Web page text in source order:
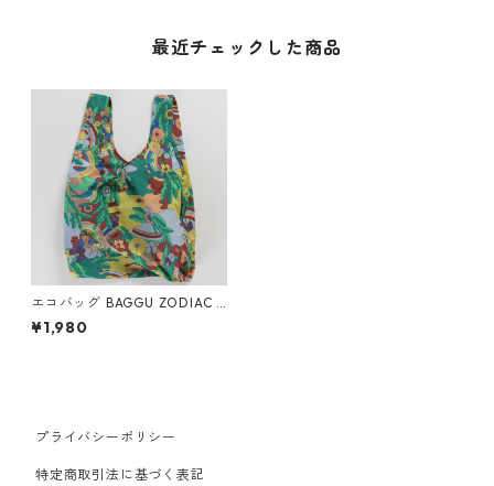
最近チェックした商品
エコバッグ BAGGU ZODIAC S
TANDARD スタンダードバグ
ゥ バグー 星座 天秤座 てんび
¥1,980
プライバシーポリシー
特定商取引法に基づく表記